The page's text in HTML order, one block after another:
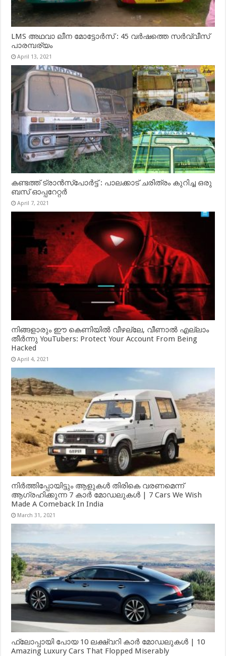
LMS അഥവാ ലീന മോട്ടോർസ് : 45 വർഷത്തെ സർവ്വീസ്
പാരമ്പര്യം
April 13, 2021
കണ്ടത്ത് ട്രാൻസ്‌പോർട്ട് : പാലക്കാട് ചരിത്രം കുറിച്ച ഒരു
ബസ് ഓപ്പറേറ്റർ
April 7, 2021
നിങ്ങളാരും ഈ കെണിയിൽ വീഴല്ലേ, വീണാൽ എല്ലാം
തീർന്നു YouTubers: Protect Your Account From Being
Hacked
April 4, 2021
നിർത്തിപ്പോയിട്ടും ആളുകൾ തിരികെ വരണമെന്ന്
ആഗ്രഹിക്കുന്ന 7 കാർ മോഡലുകൾ | 7 Cars We Wish
Made A Comeback In India
March 31, 2021
ഫ്ലോപ്പായി പോയ 10 ലക്ഷ്വറി കാർ മോഡലുകൾ | 10
Amazing Luxury Cars That Flopped Miserably